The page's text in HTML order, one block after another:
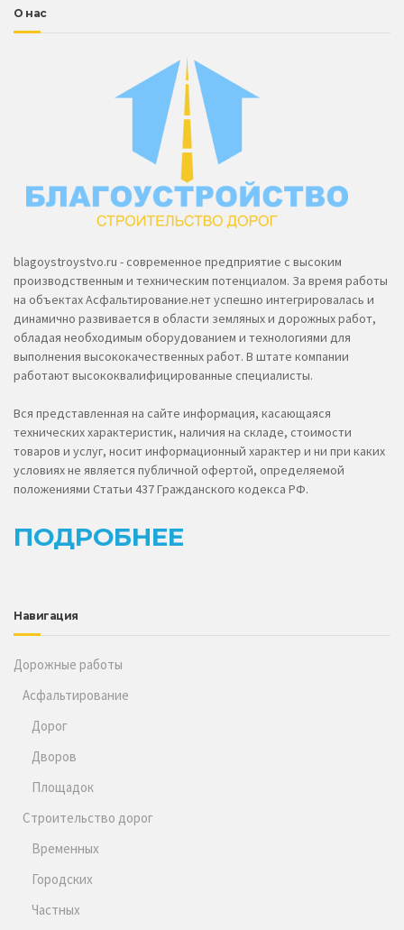
О нас
blagoystroystvo.ru - современное предприятие с высоким
производственным и техническим потенциалом. За время работы
на объектах Асфальтирование.нет успешно интегрировалась и
динамично развивается в области земляных и дорожных работ,
обладая необходимым оборудованием и технологиями для
выполнения высококачественных работ. В штате компании
работают высококвалифицированные специалисты.
Вся представленная на сайте информация, касающаяся
технических характеристик, наличия на складе, стоимости
товаров и услуг, носит информационный характер и ни при каких
условиях не является публичной офертой, определяемой
положениями Статьи 437 Гражданского кодекса РФ.
ПОДРОБНЕЕ
Навигация
Дорожные работы
Асфальтирование
Дорог
Дворов
Площадок
Строительство дорог
Временных
Городских
Частных